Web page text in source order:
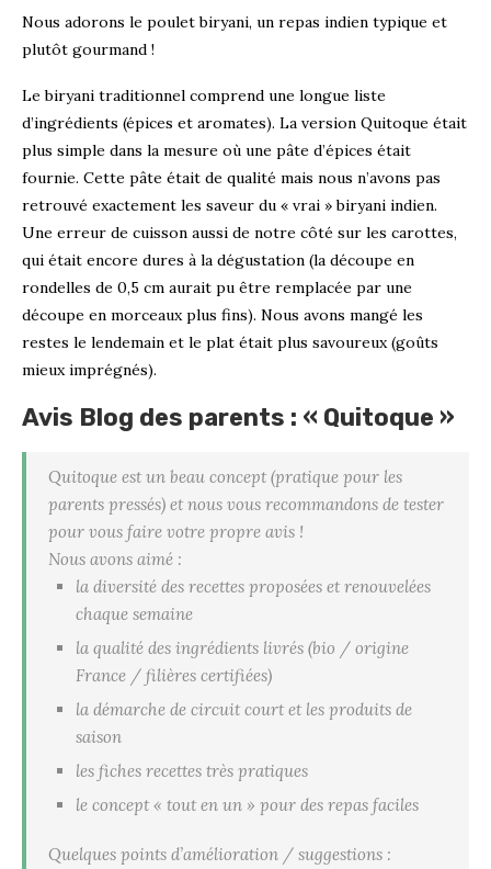
Nous adorons le poulet biryani, un repas indien typique et
plutôt gourmand !
Le biryani traditionnel comprend une longue liste
d’ingrédients (épices et aromates). La version Quitoque était
plus simple dans la mesure où une pâte d’épices était
fournie. Cette pâte était de qualité mais nous n’avons pas
retrouvé exactement les saveur du « vrai » biryani indien.
Une erreur de cuisson aussi de notre côté sur les carottes,
qui était encore dures à la dégustation (la découpe en
rondelles de 0,5 cm aurait pu être remplacée par une
découpe en morceaux plus fins). Nous avons mangé les
restes le lendemain et le plat était plus savoureux (goûts
mieux imprégnés).
Avis Blog des parents : « Quitoque »
Quitoque est un beau concept (pratique pour les
parents pressés) et nous vous recommandons de tester
pour vous faire votre propre avis !
Nous avons aimé :
la diversité des recettes proposées et renouvelées
chaque semaine
la qualité des ingrédients livrés (bio / origine
France / filières certifiées)
la démarche de circuit court et les produits de
saison
les fiches recettes très pratiques
le concept « tout en un » pour des repas faciles
Quelques points d’amélioration / suggestions :